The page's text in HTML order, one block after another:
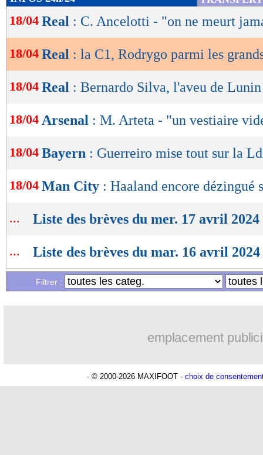
5. Rodrygo, 23 ans et 99 jours
Lu 21.829 fois - Alexis
de
lecture
OK
18/04 Real : C. Ancelotti - "on ne meurt
18/04 Real : la C1, Rodrygo parmi les
18/04 Real : Bernardo Silva, l'aveu de Lunin
18/04 Arsenal : M. Arteta - "un vestiaire
18/04 Bayern : Guerreiro mise tout sur la
18/04 Man City : Haaland encore dézingué
... Liste des brèves du mer. 17 avril 2024
... Liste des brèves du mar. 16 avril 2024
Filtrer :
emplacement
- © 2000-2026 MAXIFOOT - choix de